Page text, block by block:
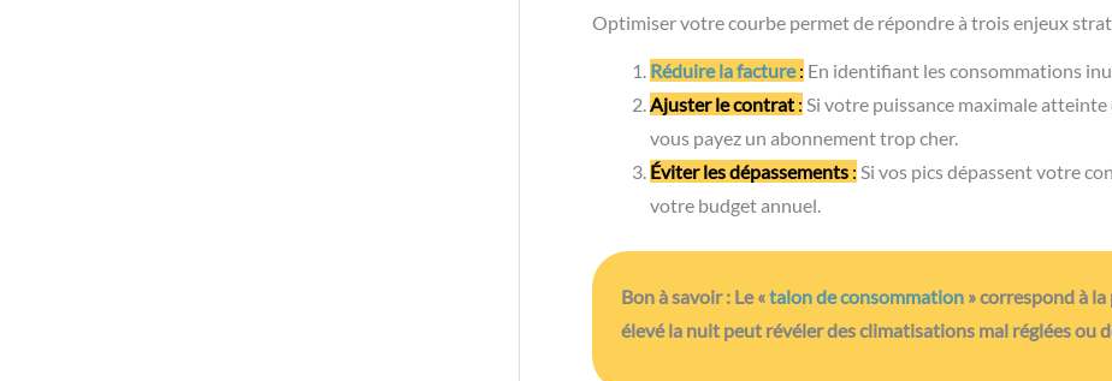
Optimiser votre courbe permet de répondre à trois enjeux
Réduire la facture: En identifiant les consommations
Ajuster le contrat : Si votre puissance maximale
vous payez un abonnement trop cher.
Éviter les dépassements : Si vos pics dépassent votre
votre budget annuel.
Bon à savoir : Le «talon de consommation » correspond à
élevé la nuit peut révéler des climatisations mal réglées ou